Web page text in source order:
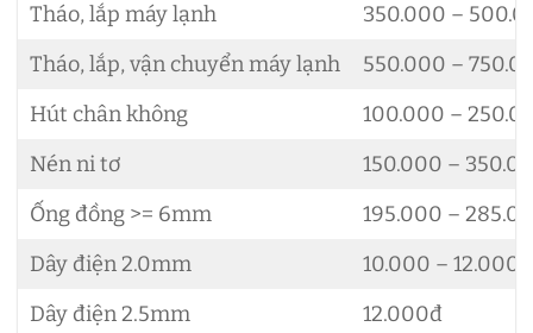
Tháo, lắp máy lạnh
350.000 –
Tháo, lắp, vận chuyển máy lạnh
550.000 –
Hút chân không
100.000 –
Nén ni tơ
150.000 –
Ống đồng >= 6mm
195.000 –
Dây điện 2.0mm
10.000 – 12.000đ
Dây điện 2.5mm
12.000đ